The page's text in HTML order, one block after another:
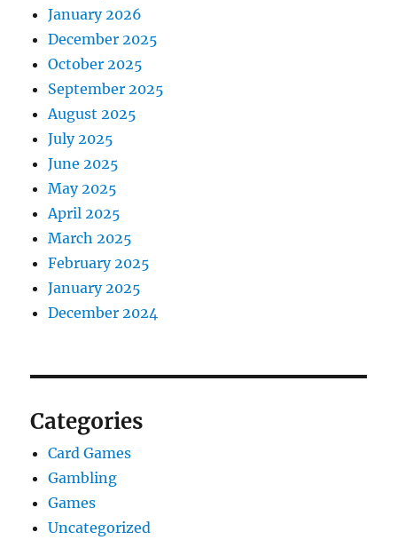
January 2026
December 2025
October 2025
September 2025
August 2025
July 2025
June 2025
May 2025
April 2025
March 2025
February 2025
January 2025
December 2024
Categories
Card Games
Gambling
Games
Uncategorized